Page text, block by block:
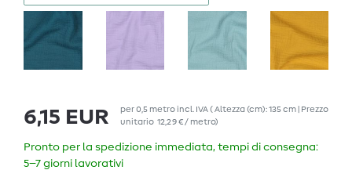
6,15 EUR per0,5 metroincl. IVA( Altezza (cm): 135 cm | Prezzo
unitario 12,29 € / metro)
Pronto per la spedizione immediata, tempi di consegna:
5–7 giorni lavorativi